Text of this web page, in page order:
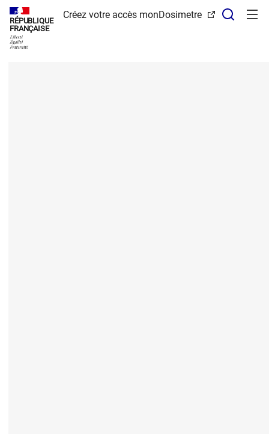
Panneau de gestion des cookies
RÉPUBLIQUE
FRANÇAISE
Créez votre accès monDosimetre